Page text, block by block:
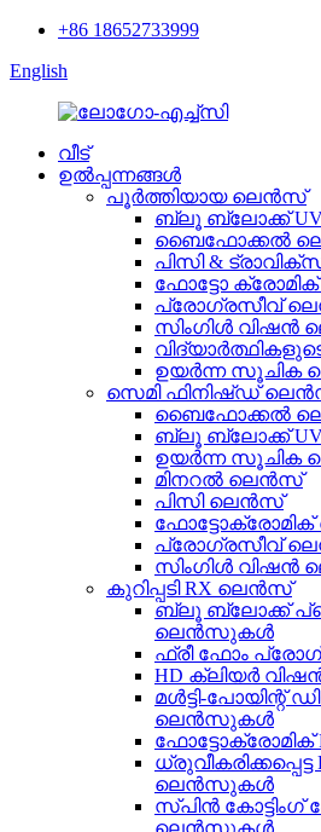
+86 18652733999
English
വീട്
ഉൽപ്പന്നങ്ങൾ
പൂർത്തിയായ ലെൻസ്
ബ്ലൂ ബ്ലോക്ക്
ബൈഫോക്കൽ
പിസി &
ഫോട്ടോ
പ്രോഗ്രസീവ്
സിംഗിൾ വിഷൻ
ഉയർന്ന സൂചിക
സെമി ഫിനിഷ്ഡ്
ബൈഫോക്കൽ
ബ്ലൂ ബ്ലോക്ക്
ഉയർന്ന സൂചിക
മിനറൽ ലെൻസ്
പിസി ലെൻസ്
പ്രോഗ്രസീവ്
സിംഗിൾ വിഷൻ
കുറിപ്പടി RX ലെൻസ്
ബ്ലൂ ബ്ലോക്ക്
ലെൻസുകൾ
ഫ്രീ ഫോം
HD ക്ലിയർ
മൾട്ടി-പോയിന്റ്
ലെൻസുകൾ
ധ്രുവീകരിക്കപ്പെട്ട
ലെൻസുകൾ
സ്പിൻ കോട്ടിംഗ്
ലെൻസുകൾ